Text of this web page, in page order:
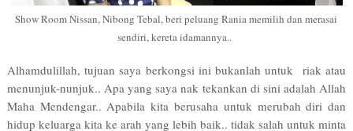
Show Room Nissan, Nibong Tebal, beri peluang Rania memilih dan merasai
sendiri, kereta idamannya..
Alhamdulillah, tujuan saya berkongsi ini bukanlah untuk riak atau
menunjuk-nunjuk.. Apa yang saya nak tekankan di sini adalah Allah
Maha Mendengar.. Apabila kita berusaha untuk merubah diri dan
hidup keluarga kita ke arah yang lebih baik.. tidak salah untuk minta